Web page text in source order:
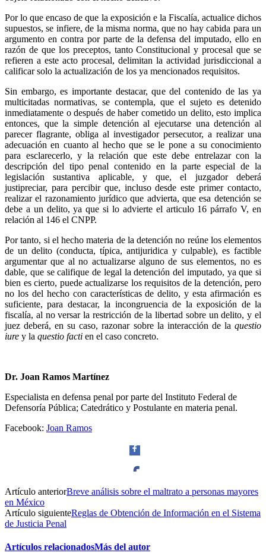
Telegram
Por lo que encaso de que la exposición e la Fiscalía, actualice dichos
supuestos, se infiere, de la misma norma, que no hay cabida para un
argumento en contra por parte de la defensa del imputado, ello en
razón de que los preceptos, tanto Constitucional y procesal que se
refieren a este acto procesal, delimitan la actividad jurisdiccional a
calificar solo la actualización de los ya mencionados requisitos.
Sin embargo, es importante destacar, que del contenido de las ya
multicitadas normativas, se contempla, que el sujeto es detenido
inmediatamente o después de haber cometido un delito, esto implica
entonces, que la simple detención al ejecutarse una detención al
parecer flagrante, obliga al investigador persecutor, a realizar una
adecuación en cuanto al hecho que se le pone a su conocimiento
para esclarecerlo, y la relación que este debe entrelazar con la
descripción del tipo penal contenido en la parte especial de la
legislación sustantiva aplicable, y que, el juzgador deberá
justipreciar, para percibir que, incluso desde este primer contacto,
realizar el razonamiento jurídico que advierta, que esa detención se
debe a un delito, ya que si lo advierte el articulo 16 párrafo V, en
relación al 146 el CNPP.
Por tanto, si el hecho materia de la detención no reúne los elementos
de un delito (conducta, típica, antijuridica y culpable), es factible
argumentar que al no actualizarse alguno de sus elementos, no es
dable, que se califique de legal la detención del imputado, ya que si
bien es cierto, puede actualizarse los requisitos de la detención, pero
no los del hecho con características de delito, y esta afirmación es
suficiente, para destacar, la incongruencia de la exposición de la
fiscalía, al no versar la restricción de la libertad sobre un delito, y el
juez deberá, en su caso, razonar sobre la interacción de la questio
iure y la questio facti en el caso concreto.
Dr. Joan Ramos Martínez
Especialista en defensa penal por parte del Instituto Federal de
Defensoría Pública; Catedrático y Postulante en materia penal.
Facebook: Joan Ramos
Facebook
Artículo anteriorBreve análisis sobre el maltrato a personas mayores
en México
Artículo siguienteReglas de Obtención de Información en el Sistema
de Justicia Penal
Artículos relacionadosMás del autor